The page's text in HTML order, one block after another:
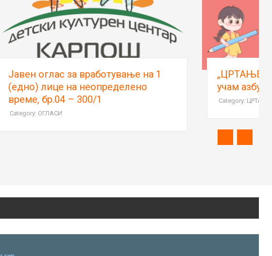
1
„ЦРТАЊЕ НА АСФАЛТ“ 2026 - Ја
учам азбуката, моите први букви
Category: ЦРТАЊЕ НА АСФАЛТ